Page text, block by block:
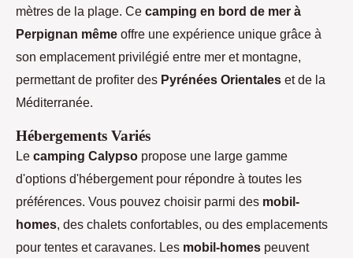
mètres de la plage. Ce camping en bord de mer à
Perpignan même offre une expérience unique grâce à
son emplacement privilégié entre mer et montagne,
permettant de profiter des Pyrénées Orientales et de la
Méditerranée.
Hébergements Variés
Le camping Calypso propose une large gamme
d'options d'hébergement pour répondre à toutes les
préférences. Vous pouvez choisir parmi des mobil-
homes, des chalets confortables, ou des emplacements
pour tentes et caravanes. Les mobil-homes peuvent